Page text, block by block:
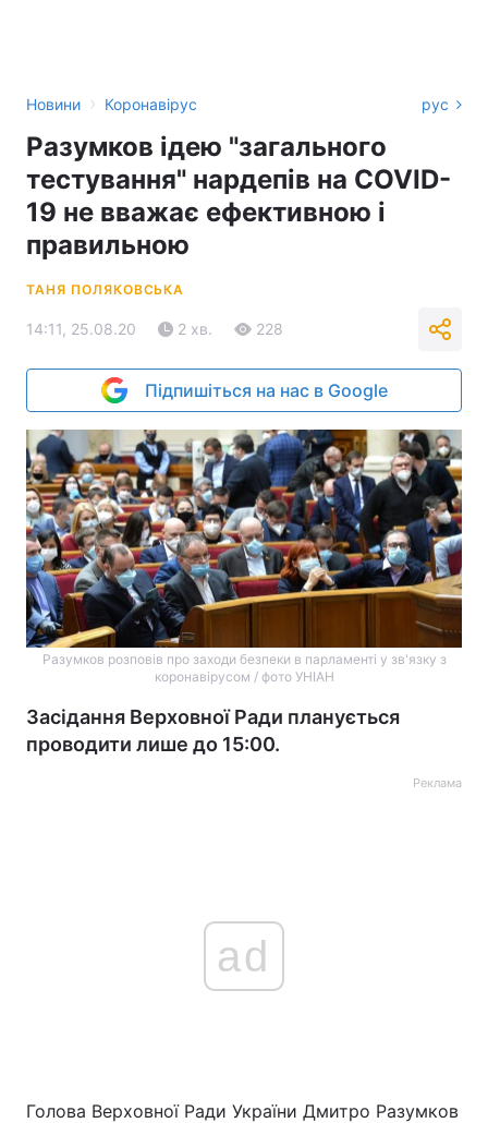
Новини › Коронавірус рус
Разумков ідею "загального
тестування" нардепів на COVID-
19 не вважає ефективною і
правильною
ТАНЯ ПОЛЯКОВСЬКА
14:11, 25.08.20 2 хв. 228
Підпишіться на нас в Google
Разумков розповів про заходи безпеки в парламенті у зв'язку з
коронавірусом / фото УНІАН
Засідання Верховної Ради планується
проводити лише до 15:00.
Реклама
ad
Голова Верховної Ради України Дмитро Разумков